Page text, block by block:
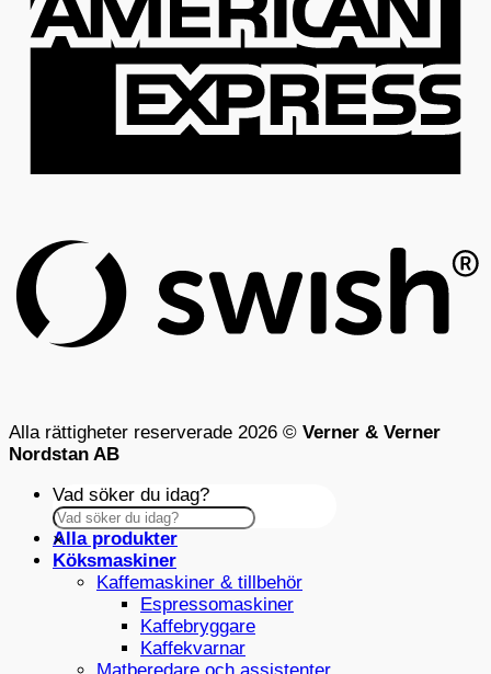
Alla rättigheter reserverade 2026 © Verner & Verner
Nordstan AB
Vad söker du idag?
×
Alla produkter
Köksmaskiner
Kaffemaskiner & tillbehör
Espressomaskiner
Kaffebryggare
Kaffekvarnar